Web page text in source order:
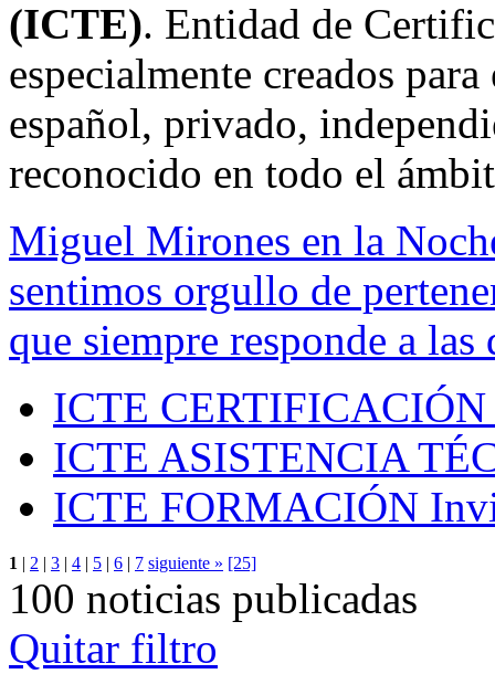
(ICTE). Entidad de
especialmente creados
español, privado,
reconocido en todo el
Miguel Mirones en la
sentimos orgullo de
que siempre responde a
ICTE CERTIFICACIÓN
ICTE ASISTENCIA
ICTE FORMACIÓN
1 | 2 | 3 | 4 | 5 | 6 | 7 siguiente » [25]
100 noticias publicadas
Quitar filtro